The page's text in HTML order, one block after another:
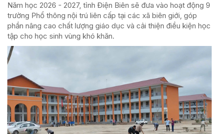
Năm học 2026 - 2027, tỉnh Điện Biên sẽ đưa vào hoạt động 9
trường Phổ thông nội trú liên cấp tại các xã biên giới, góp
phần nâng cao chất lượng giáo dục và cải thiện điều kiện học
tập cho học sinh vùng khó khăn.